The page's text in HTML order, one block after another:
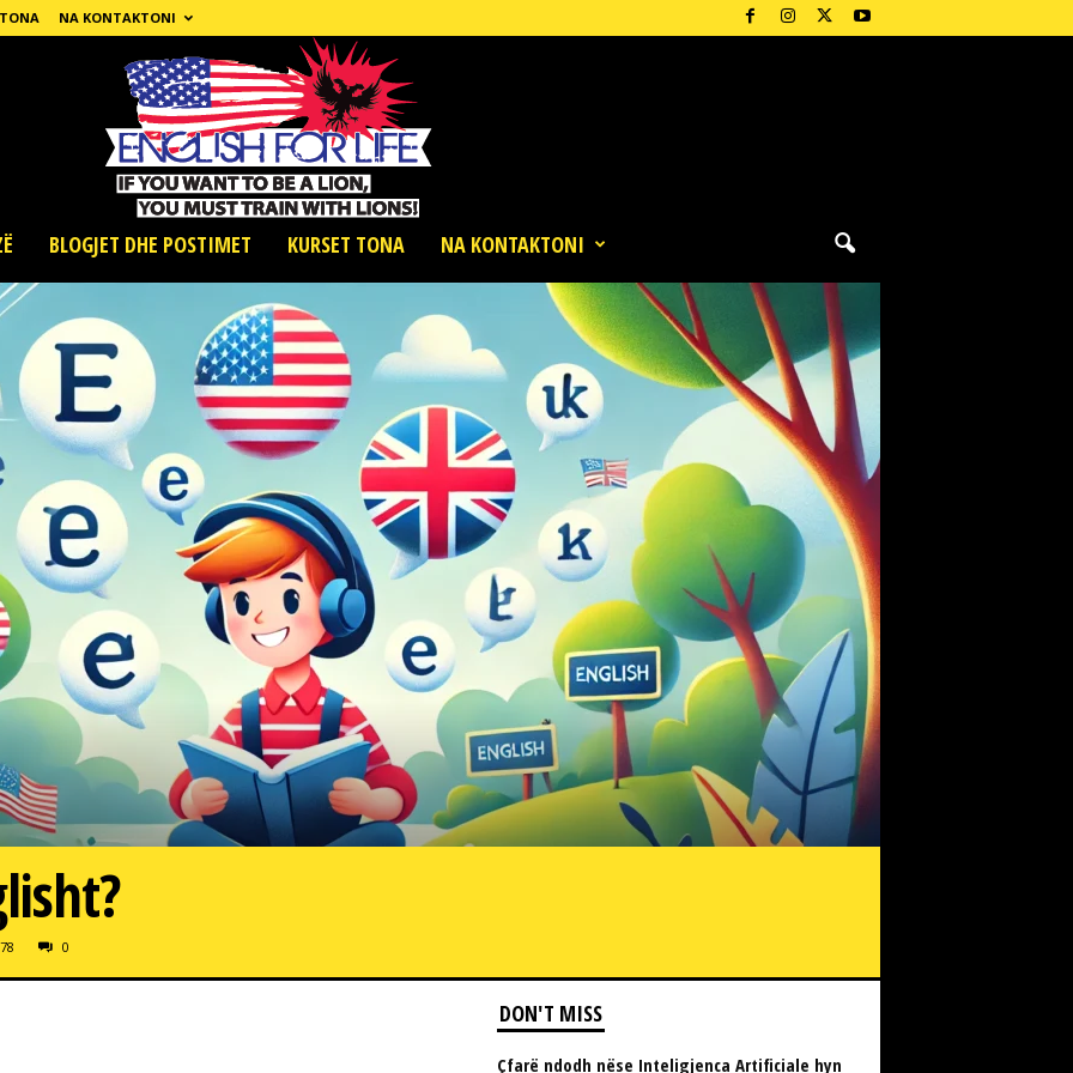
NA KONTAKTONI
BLOGJET DHE POSTIMET KURSET TONA NA KONTAKTONI
0
DON'T MISS
Çfarë ndodh nëse Inteligjenca Artificiale hyn